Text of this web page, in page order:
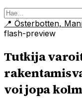
📍 Österbotten,
flash-preview
Tutkija
voi jopa